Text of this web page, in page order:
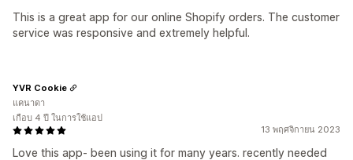
This is a great app for our online Shopify orders. The customer
service was responsive and extremely helpful.
13 พฤศจิกายน 2023
Love this app- been using it for many years. recently needed
YVR Cookie
แคนาดา
เกือบ 4 ปี ในการใช้แอป